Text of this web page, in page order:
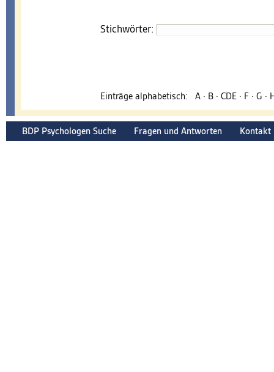
Stichwörter:
Einträge alphabetisch: A· B· CDE· F· G ·
BDP Psychologen Suche Fragen und Antworten Kontakt